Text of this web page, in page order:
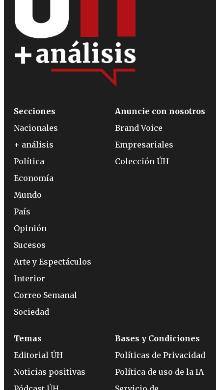
Secciones
Nacionales
+ análisis
Política
Economía
Mundo
País
Opinión
Sucesos
Arte y Espectáculos
Interior
Correo Semanal
Sociedad
Anuncie con nosotros
Brand Voice
Empresariales
Colección ÚH
Temas
Editorial ÚH
Noticias positivas
Bases y Condiciones
Políticas de Privacidad
Política de uso de la IA